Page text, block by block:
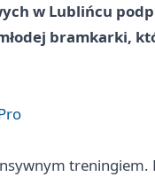
w Lublińcu
bramkarki,
treningiem.